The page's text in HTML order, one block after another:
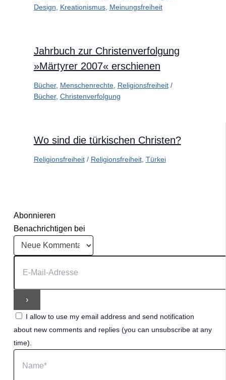
Design
Kreationismus, Meinungsfreiheit
Jahrbuch zur Christenverfolgung
»Märtyrer 2007« erschienen
Bücher, Menschenrechte, Religionsfreiheit/
Bücher, Christenverfolgung
Wo sind die türkischen Christen?
Religionsfreiheit/ Religionsfreiheit, Türkei
Abonnieren
Benachrichtigen bei
I allow to use my email address and send notification
about new comments and replies (you can unsubscribe at any
time).